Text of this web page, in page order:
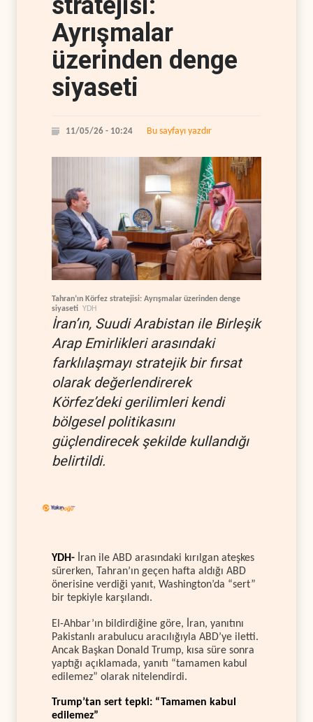
Ayrışmalar
üzerinden denge
siyaseti
11/05/26 - 10:24 Bu sayfayı yazdır
Tahran’ın Körfez stratejisi: Ayrışmalar üzerinden denge
siyaseti YDH
İran’ın, Suudi Arabistan ile Birleşik
Arap Emirlikleri arasındaki
farklılaşmayı stratejik bir fırsat
olarak değerlendirerek
Körfez’deki gerilimleri kendi
bölgesel politikasını
güçlendirecek şekilde kullandığı
belirtildi.
YDH- İran ile ABD arasındaki kırılgan ateşkes
sürerken, Tahran’ın geçen hafta aldığı ABD
önerisine verdiği yanıt, Washington’da “sert”
bir tepkiyle karşılandı.
El-Ahbar’ın bildirdiğine göre, İran, yanıtını
Pakistanlı arabulucu aracılığıyla ABD’ye iletti.
Ancak Başkan Donald Trump, kısa süre sonra
yaptığı açıklamada, yanıtı “tamamen kabul
edilemez” olarak nitelendirdi.
Trump’tan sert tepki: “Tamamen kabul
edilemez”